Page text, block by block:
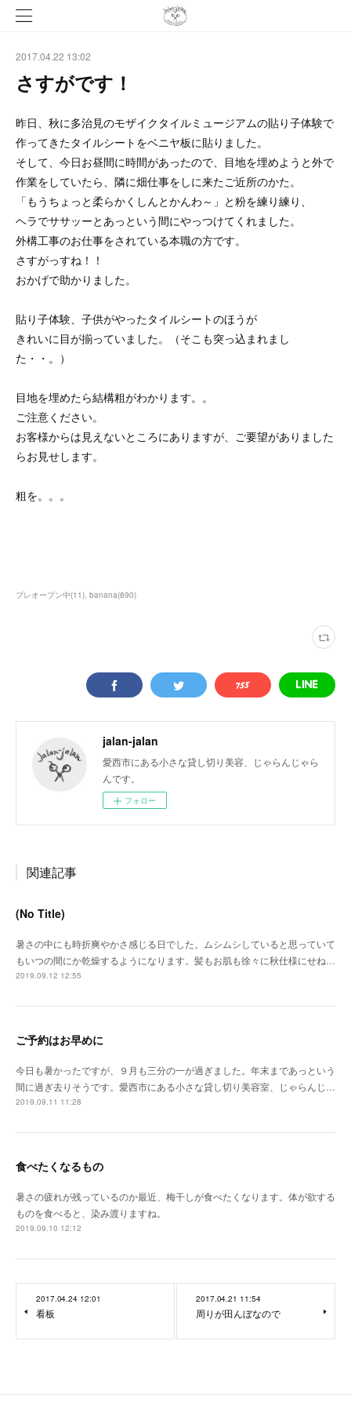
2017.04.22 13:02
さすがです！
昨日、秋に多治見のモザイクタイルミュージアムの貼り子体験で
作ってきたタイルシートをベニヤ板に貼りました。
そして、今日お昼間に時間があったので、目地を埋めようと外で
作業をしていたら、隣に畑仕事をしに来たご近所のかた。
「もうちょっと柔らかくしんとかんわ～」と粉を練り練り、
ヘラでササッーとあっという間にやっつけてくれました。
外構工事のお仕事をされている本職の方です。
さすがっすね！！
おかげで助かりました。
貼り子体験、子供がやったタイルシートのほうが
きれいに目が揃っていました。（そこも突っ込まれまし
た・・。）
目地を埋めたら結構粗がわかります。。
ご注意ください。
お客様からは見えないところにありますが、ご要望がありました
らお見せします。
粗を。。。
プレオープン中(11) banana(890)
jalan-jalan
愛西市にある小さな貸し切り美容、じゃらんじゃら
んです。
フォロー
関連記事
(No Title)
暑さの中にも時折爽やかさ感じる日でした。ムシムシしていると思っていて
もいつの間にか乾燥するようになります。髪もお肌も徐々に秋仕様にせね…
2019.09.12 12:55
ご予約はお早めに
今日も暑かったですが、９月も三分の一が過ぎました。年末まであっという
間に過ぎ去りそうです。愛西市にある小さな貸し切り美容室、じゃらんじ…
2019.09.11 11:28
食べたくなるもの
暑さの疲れが残っているのか最近、梅干しが食べたくなります。体が欲する
ものを食べると、染み渡りますね。
2019.09.10 12:12
2017.04.24 12:01
看板
2017.04.21 11:54
周りが田んぼなので